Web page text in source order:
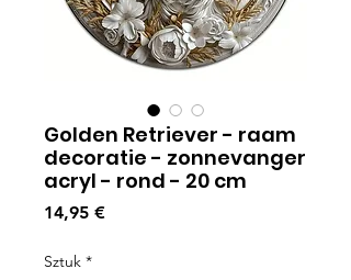
Golden Retriever - raam
decoratie - zonnevanger
acryl - rond - 20 cm
14,95 €Cena
Sztuk *